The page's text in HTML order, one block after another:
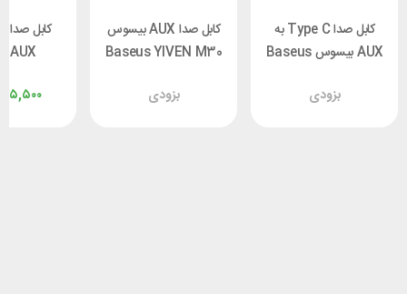
کابل صدا Type C به
AUX بیسوس Baseus
1.2 متر
بزودی
کابل صدا AUX بیسوس
Baseus YIVEN M30
متر
بزودی
کابل صدا
طول 1.8 متر